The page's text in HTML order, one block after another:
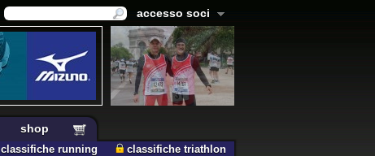
accesso soci
shop
classifiche running classifiche triathlon